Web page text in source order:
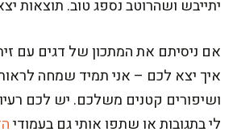
יתייבש ושהרוטב נספג טוב. תוצאות
אם ניסיתם את המתכון של דגים עם
איך יצא לכם – אני תמיד שמחה לראות
ושיפורים קטנים משלכם. יש לכם
לי בתגובות או שתפו אותי גם בעמודי